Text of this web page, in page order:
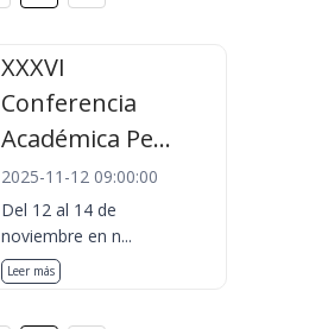
XXXVI
Conferencia
Académica Pe...
2025-11-12 09:00:00
Del 12 al 14 de
noviembre en n...
Leer más